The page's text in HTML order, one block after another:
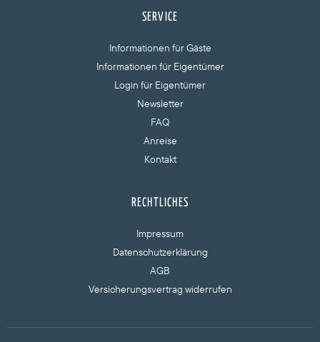
SERVICE
Informationen für Gäste
Informationen für Eigentümer
Login für Eigentümer
Newsletter
FAQ
Anreise
Kontakt
RECHTLICHES
Impressum
Datenschutzerklärung
AGB
Versicherungsvertrag widerrufen